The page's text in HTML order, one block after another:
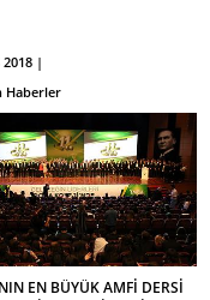
2018 |
Haberler
EN BÜYÜK AMFİ DERSİ